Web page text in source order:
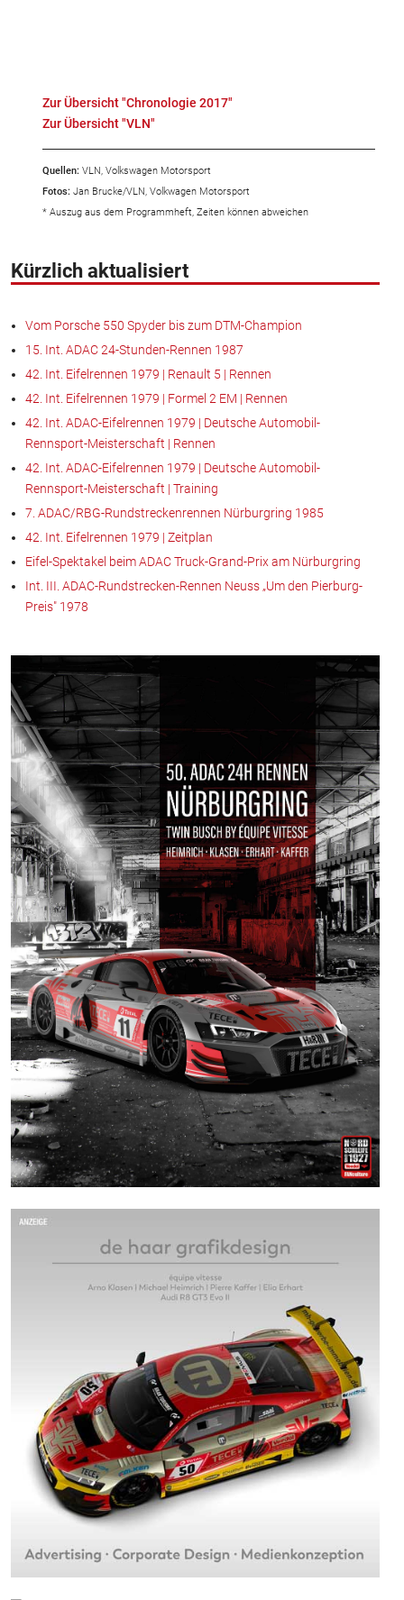
Zur Übersicht "Chronologie 2017"
Zur Übersicht "VLN"
Quellen: VLN, Volkswagen Motorsport
Fotos: Jan Brucke/VLN, Volkwagen Motorsport
* Auszug aus dem Programmheft, Zeiten können abweichen
Kürzlich aktualisiert
Vom Porsche 550 Spyder bis zum DTM-Champion
15. Int. ADAC 24-Stunden-Rennen 1987
42. Int. Eifelrennen 1979 | Renault 5 | Rennen
42. Int. Eifelrennen 1979 | Formel 2 EM | Rennen
42. Int. ADAC-Eifelrennen 1979 | Deutsche Automobil-
Rennsport-Meisterschaft | Rennen
42. Int. ADAC-Eifelrennen 1979 | Deutsche Automobil-
Rennsport-Meisterschaft | Training
7. ADAC/RBG-Rundstreckenrennen Nürburgring 1985
42. Int. Eifelrennen 1979 | Zeitplan
Eifel-Spektakel beim ADAC Truck-Grand-Prix am Nürburgring
Int. III. ADAC-Rundstrecken-Rennen Neuss „Um den Pierburg-
Preis" 1978